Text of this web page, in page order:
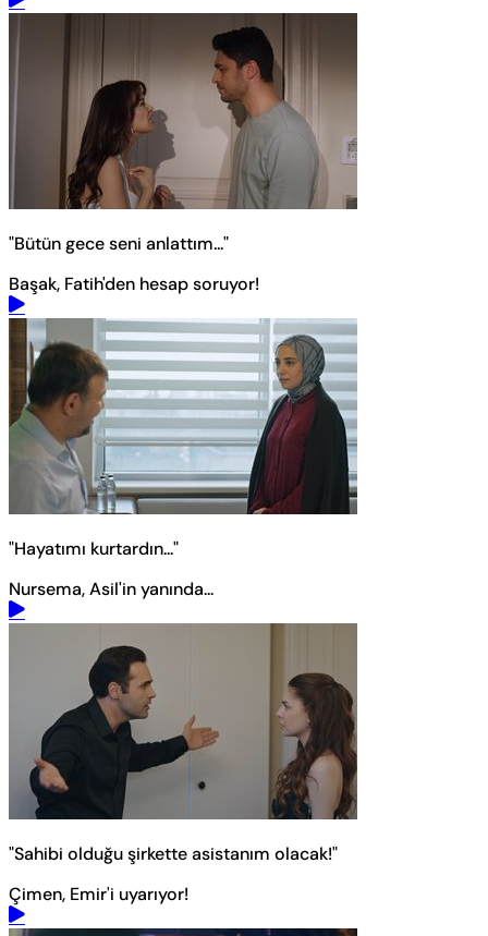
"Bütün gece seni anlattım..."
Başak, Fatih'den hesap soruyor!
"Hayatımı kurtardın..."
Nursema, Asil'in yanında...
"Sahibi olduğu şirkette asistanım olacak!"
Çimen, Emir'i uyarıyor!